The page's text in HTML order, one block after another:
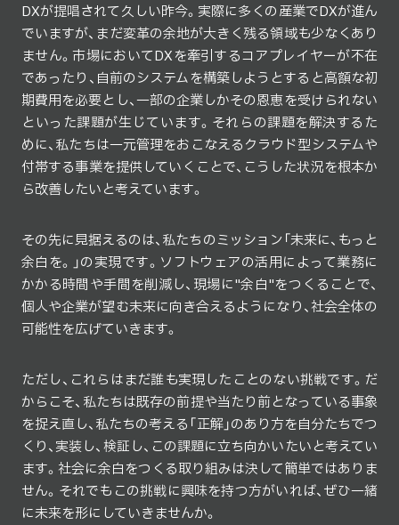
DXが提唱されて久しい昨今。実際に多くの産業でDXが進ん
でいますが、まだ変革の余地が大きく残る領域も少なくあり
ません。市場においてDXを牽引するコアプレイヤーが不在
であったり、自前のシステムを構築しようとすると高額な初
期費用を必要とし、一部の企業しかその恩恵を受けられない
といった課題が生じています。それらの課題を解決するた
めに、私たちは一元管理をおこなえるクラウド型システムや
付帯する事業を提供していくことで、こうした状況を根本か
ら改善したいと考えています。
その先に見据えるのは、私たちのミッション「未来に、もっと
余白を。」の実現です。ソフトウェアの活用によって業務に
かかる時間や手間を削減し、現場に"余白"をつくることで、
個人や企業が望む未来に向き合えるようになり、社会全体の
可能性を広げていきます。
ただし、これらはまだ誰も実現したことのない挑戦です。だ
からこそ、私たちは既存の前提や当たり前となっている事象
を捉え直し、私たちの考える「正解」のあり方を自分たちでつ
くり、実装し、検証し、この課題に立ち向かいたいと考えてい
ます。社会に余白をつくる取り組みは決して簡単ではありま
せん。それでもこの挑戦に興味を持つ方がいれば、ぜひ一緒
に未来を形にしていきませんか。